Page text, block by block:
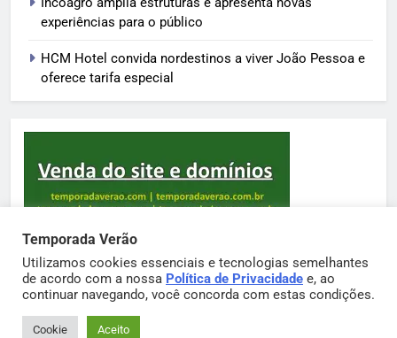
experiências para o público
HCM Hotel convida nordestinos a viver João Pessoa e
oferece tarifa especial
Sortimento Temporada Verão 2026. Powered By
Temporada Verão
Utilizamos cookies essenciais e tecnologias semelhantes
de acordo com a nossa Política de Privacidade e, ao
continuar navegando, você concorda com estas condições.
Cookie Aceito